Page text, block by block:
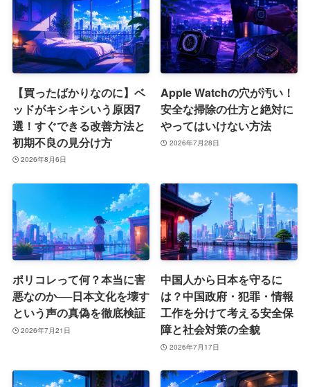
【買ったばかりなのに】ベ
ッドがキシキシいう原因7
選！すぐできる改善方法と
初期不良の見分け方
2026年8月6日
Apple Watchの穴が汚い！
安全な掃除の仕方と絶対に
やってはいけない方法
2026年7月28日
ポリコレって何？本当に害
悪なのか──日本文化を壊す
という声の真偽を徹底検証
2026年7月21日
中国人から日本を守るに
は？中国政府・犯罪・情報
工作を分けて考える安全保
障と社会対策の全貌
2026年7月17日